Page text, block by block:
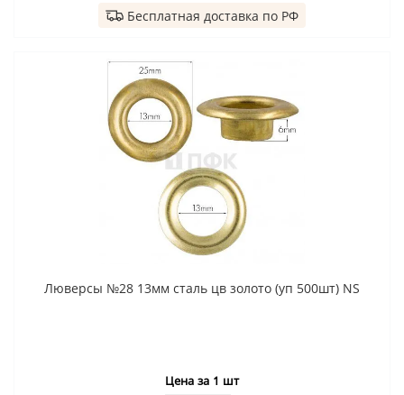
Бесплатная доставка по РФ
Люверсы №28 13мм сталь цв золото (уп 500шт) NS
Цена за 1 шт